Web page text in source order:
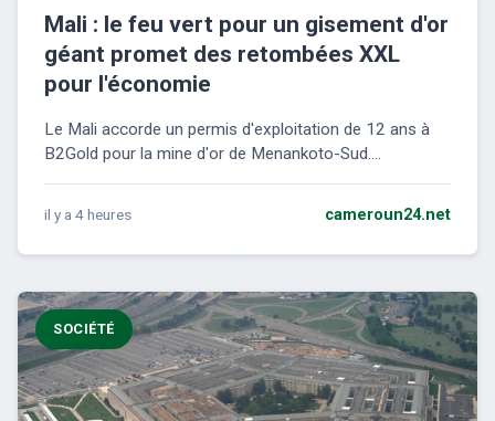
Mali : le feu vert pour un gisement d'or
géant promet des retombées XXL
pour l'économie
Le Mali accorde un permis d'exploitation de 12 ans à
B2Gold pour la mine d'or de Menankoto-Sud....
il y a 4 heures cameroun24.net
SOCIÉTÉ